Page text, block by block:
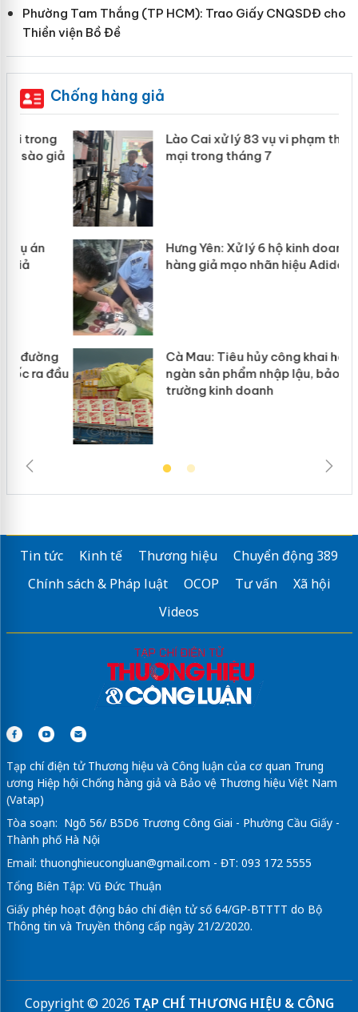
Phường Tam Thắng (TP HCM): Trao Giấy CNQSDĐ cho
Thiền viện Bồ Đề
Chống hàng giả
Lào Cai xử lý 83 vụ vi phạm thương
mại trong tháng 7
Hưng Yên: Xử lý 6 hộ kinh doanh bán
hàng giả mạo nhãn hiệu Adidas, Nike
Cà Mau: Tiêu hủy công khai hàng
ngàn sản phẩm nhập lậu, bảo vệ môi
trường kinh doanh
Tin tức Kinh tế Thương hiệu
Chuyển động 389
Chính sách & Pháp luật
OCOP Tư vấn
Xã hội
Videos
Tạp chí điện tử Thương hiệu và Công luận của cơ quan Trung
ương Hiệp hội Chống hàng giả và Bảo vệ Thương hiệu Việt Nam
(Vatap)
Tòa soạn: Ngõ 56/ B5D6 Trương Công Giai - Phường Cầu Giấy -
Thành phố Hà Nội
Email: thuonghieucongluan@gmail.com - ĐT: 093 172 5555
Tổng Biên Tập: Vũ Đức Thuận
Giấy phép hoạt động báo chí điện tử số 64/GP-BTTTT do Bộ
Thông tin và Truyền thông cấp ngày 21/2/2020.
Copyright © 2026 TẠP CHÍ THƯƠNG HIỆU & CÔNG